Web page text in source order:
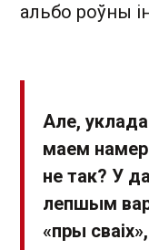
альбо роўны
Але,
маем
не так? У
лепшым
«пры